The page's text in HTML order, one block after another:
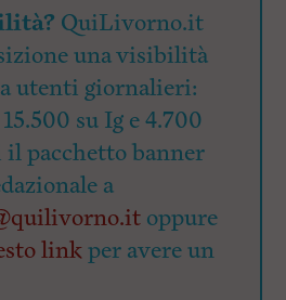
QuiLivorno.it
una visibilità
utenti giornalieri:
su Ig e 4.700
pacchetto banner
a
oppure
linkper avere un